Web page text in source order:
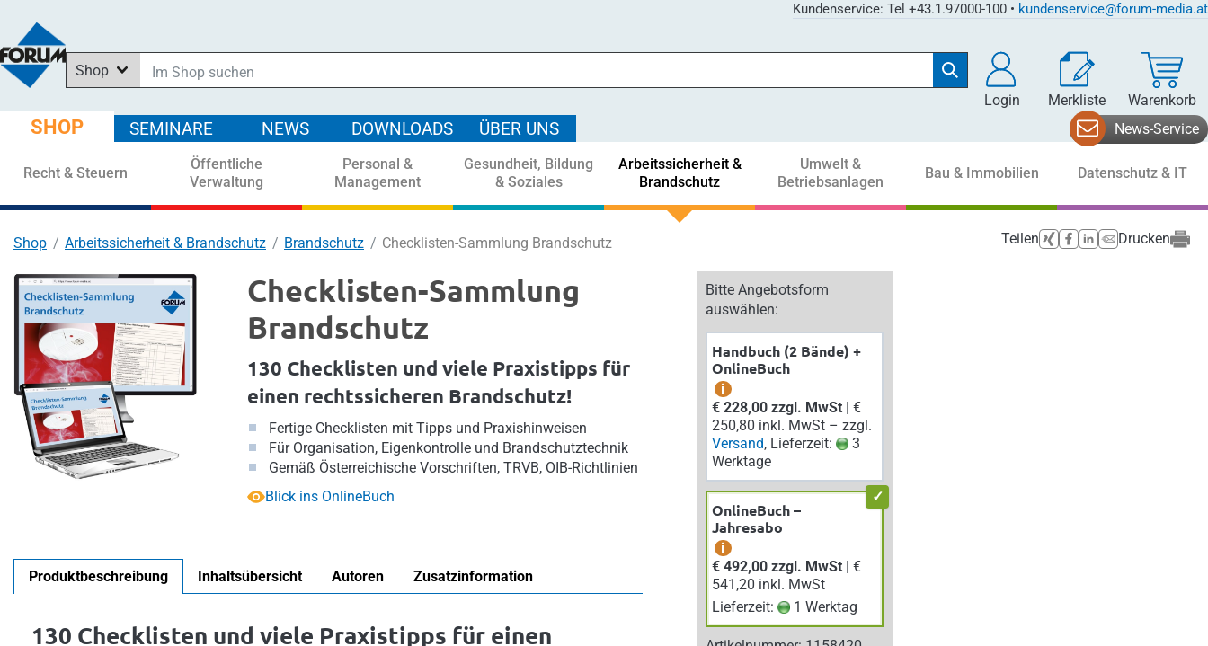
Kundenservice: Tel +43.1.97000-100 • kundenservice@forum-media.at
Shop
In News suchen
In Downloads suchen
In Seminaren suchen
Login Merkliste Warenkorb
SHOP SEMINARE NEWS DOWNLOADS ÜBER UNS News-Service
Recht & Steuern
Öffentliche
Verwaltung
Personal &
Management
Gesundheit, Bildung
& Soziales
Arbeitssicherheit &
Brandschutz
Umwelt &
Betriebsanlagen
Bau & Immobilien Datenschutz & IT
Shop Arbeitssicherheit & Brandschutz Brandschutz Checklisten-Sammlung Brandschutz
Checklisten-Sammlung
Brandschutz
130 Checklisten und viele Praxistipps für
einen rechtssicheren Brandschutz!
Fertige Checklisten mit Tipps und Praxishinweisen
Für Organisation, Eigenkontrolle und Brandschutztechnik
Gemäß Österreichische Vorschriften, TRVB, OIB-Richtlinien
Blick ins OnlineBuch
Bitte Angebotsform
auswählen:
Handbuch (2 Bände) +
OnlineBuch
i
€ 228,00 zzgl. MwSt | €
250,80 inkl. MwSt – zzgl.
Versand, Lieferzeit:
3
Werktage
OnlineBuch –
Jahresabo
i
€ 492,00 zzgl. MwSt | €
541,20 inkl. MwSt
Lieferzeit:
1 Werktag
Produktbeschreibung Inhaltsübersicht Autoren Zusatzinformation
130 Checklisten und viele Praxistipps für einen
Teilen Drucken